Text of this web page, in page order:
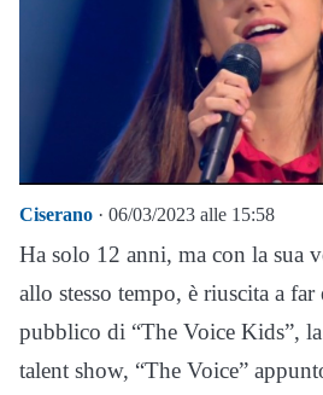
Ciserano · 06/03/2023 alle 15:58
Ha solo 12 anni, ma con la sua
allo stesso tempo, è riuscita a
pubblico di “The Voice Kids”,
talent show, “The Voice”